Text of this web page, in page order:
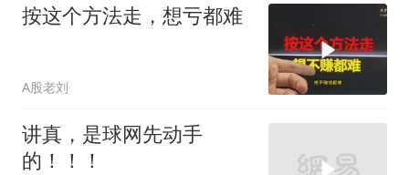
按这个方法走，想亏都难
A股老刘
讲真，是球网先动手
的！！！